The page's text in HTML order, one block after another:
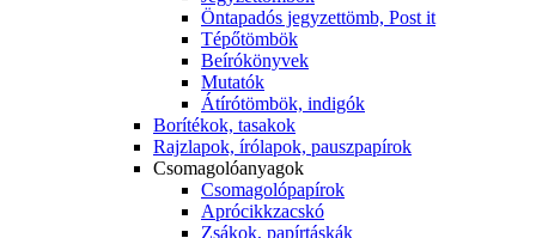
Öntapadós jegyzettömb, Post it
Tépőtömbök
Beírókönyvek
Mutatók
Átírótömbök, indigók
Borítékok, tasakok
Rajzlapok, írólapok, pauszpapírok
Csomagolóanyagok
Csomagolópapírok
Aprócikkzacskó
Zsákok, papírtáskák